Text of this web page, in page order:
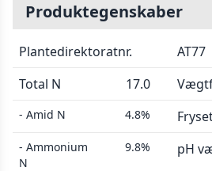
Produktegenskaber
Plantedirektoratnr.
AT77
Total N
17.0
- Amid N 4.8%
- Ammonium
N
9.8% pH